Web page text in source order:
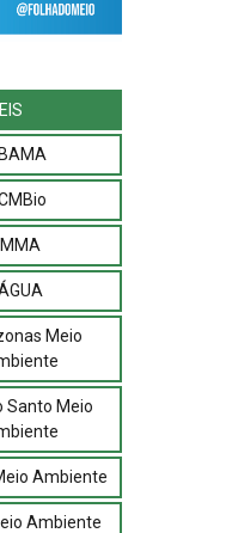
MMA
Meio
Santo Meio
Ambiente
Ambiente